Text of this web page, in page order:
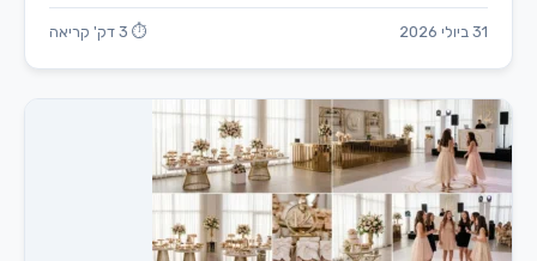
31 ביולי 2026 ⏱ 3 דק' קריאה